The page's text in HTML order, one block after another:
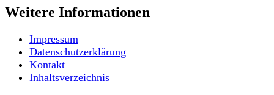
Weitere Informationen
Impressum
Datenschutzerklärung
Kontakt
Inhaltsverzeichnis